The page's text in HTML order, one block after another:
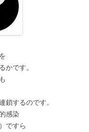
かです。
鎖するのです。
感染
ですら